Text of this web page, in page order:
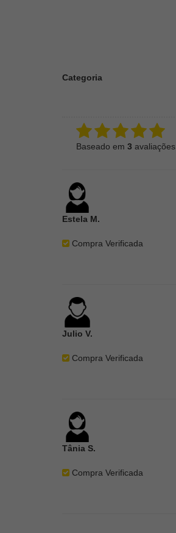
Categoria
Baseado em 3 avaliações
Estela M.
Compra Verificada
Julio V.
Compra Verificada
Tânia S.
Compra Verificada